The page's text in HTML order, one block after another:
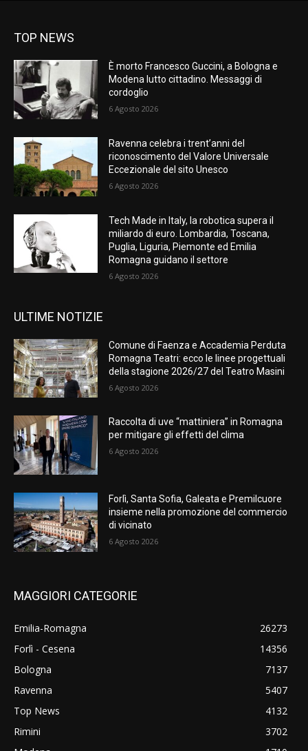
TOP NEWS
È morto Francesco Guccini, a Bologna e
Modena lutto cittadino. Messaggi di
cordoglio
6 Agosto 2026
Ravenna celebra i trent’anni del
riconoscimento del Valore Universale
Eccezionale del sito Unesco
6 Agosto 2026
Tech Made in Italy, la robotica supera il
miliardo di euro. Lombardia, Toscana,
Puglia, Liguria, Piemonte ed Emilia
Romagna guidano il settore
6 Agosto 2026
ULTIME NOTIZIE
Comune di Faenza e Accademia Perduta
Romagna Teatri: ecco le linee progettuali
della stagione 2026/27 del Teatro Masini
6 Agosto 2026
Raccolta di uve “mattiniera” in Romagna
per mitigare gli effetti del clima
6 Agosto 2026
Forlì, Santa Sofia, Galeata e Premilcuore
insieme nella promozione del commercio
di vicinato
6 Agosto 2026
MAGGIORI CATEGORIE
Emilia-Romagna
26273
Forlì - Cesena
14356
Bologna
7137
Ravenna
5407
Top News
4132
Rimini
3702